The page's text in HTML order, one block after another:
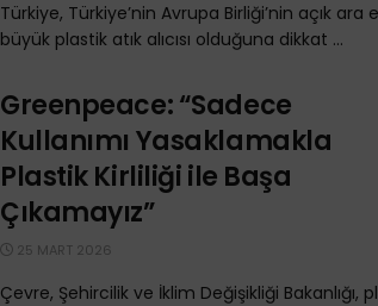
Türkiye, Türkiye’nin Avrupa Birliği’nin açık ara
büyük plastik atık alıcısı olduğuna dikkat ...
Greenpeace: “Sadece
Kullanımı Yasaklamakla
Plastik Kirliliği ile Başa
Çıkamayız”
25 MART 2026
Çevre, Şehircilik ve İklim Değişikliği Bakanlığı,